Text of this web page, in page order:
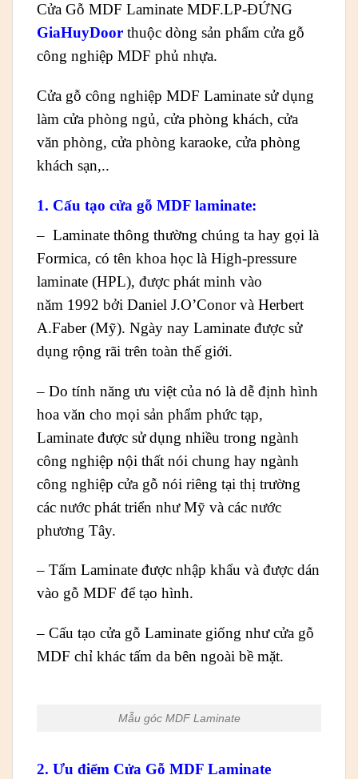
Cửa Gỗ MDF Laminate MDF.LP-ĐỨNG
GiaHuyDoor thuộc dòng sản phẩm cửa gỗ
công nghiệp MDF phủ nhựa.
Cửa gỗ công nghiệp MDF Laminate sử dụng
làm cửa phòng ngủ, cửa phòng khách, cửa
văn phòng, cửa phòng karaoke, cửa phòng
khách sạn,..
1. Cấu tạo cửa gỗ MDF laminate:
– Laminate thông thường chúng ta hay gọi là
Formica, có tên khoa học là High-pressure
laminate (HPL), được phát minh vào
năm 1992 bởi Daniel J.O’Conor và Herbert
A.Faber (Mỹ). Ngày nay Laminate được sử
dụng rộng rãi trên toàn thế giới.
– Do tính năng ưu việt của nó là dễ định hình
hoa văn cho mọi sản phẩm phức tạp,
Laminate được sử dụng nhiều trong ngành
công nghiệp nội thất nói chung hay ngành
công nghiệp cửa gỗ nói riêng tại thị trường
các nước phát triển như Mỹ và các nước
phương Tây.
– Tấm Laminate được nhập khẩu và được dán
vào gỗ MDF để tạo hình.
– Cấu tạo cửa gỗ Laminate giống như cửa gỗ
MDF chỉ khác tấm da bên ngoài bề mặt.
Mẫu góc MDF Laminate
2. Ưu điểm Cửa Gỗ MDF Laminate